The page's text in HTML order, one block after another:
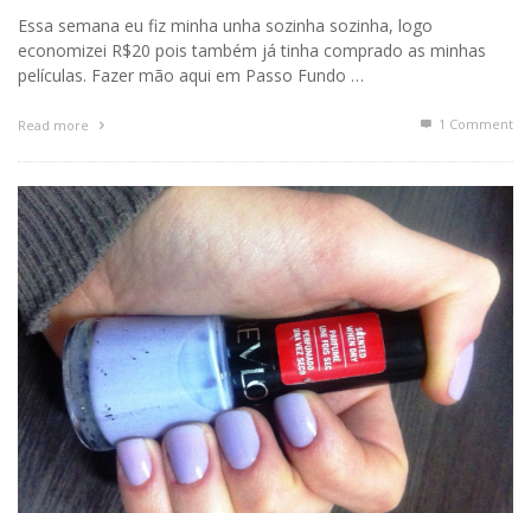
Essa semana eu fiz minha unha sozinha sozinha, logo
economizei R$20 pois também já tinha comprado as minhas
películas. Fazer mão aqui em Passo Fundo …
Read more 1 Comment